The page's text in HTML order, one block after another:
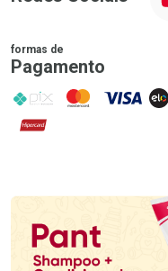
formas de
Pagamento
PIX MasterCard
VISA ELO
Hipercard